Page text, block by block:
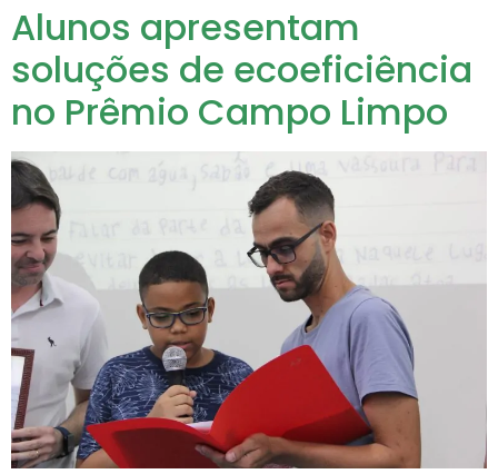
Alunos apresentam
soluções de ecoeficiência
no Prêmio Campo Limpo